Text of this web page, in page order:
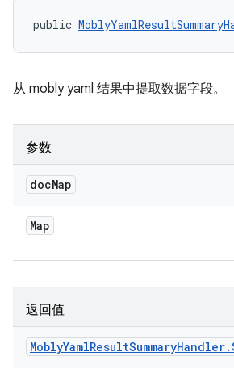
public
从 mobly yaml 结果中提取数据字段。
参数
docMap
Map
返回值
MoblyYamlResultSummaryHandler.